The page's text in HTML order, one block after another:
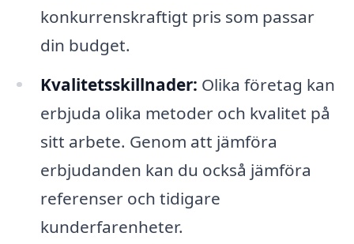
konkurrenskraftigt pris som passar
din budget.
Kvalitetsskillnader: Olika företag kan
erbjuda olika metoder och kvalitet på
sitt arbete. Genom att jämföra
erbjudanden kan du också jämföra
referenser och tidigare
kunderfarenheter.